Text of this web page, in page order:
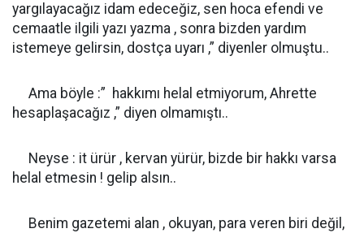
yargılayacağız idam edeceğiz, sen hoca efendi ve
cemaatle ilgili yazı yazma , sonra bizden yardım
istemeye gelirsin, dostça uyarı ,” diyenler olmuştu..
Ama böyle :” hakkımı helal etmiyorum, Ahrette
hesaplaşacağız ,” diyen olmamıştı..
Neyse : it ürür , kervan yürür, bizde bir hakkı varsa
helal etmesin ! gelip alsın..
Benim gazetemi alan , okuyan, para veren biri değil,